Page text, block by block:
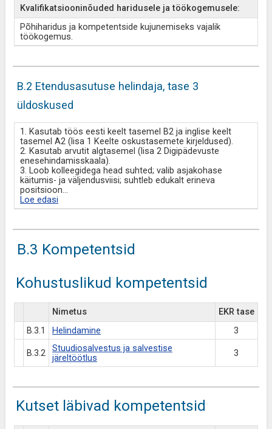
Kvalifikatsiooninõuded haridusele ja töökogemusele:
Põhiharidus ja kompetentside kujunemiseks vajalik
töökogemus.
B.2 Etendusasutuse helindaja, tase 3
üldoskused
1. Kasutab töös eesti keelt tasemel B2 ja inglise keelt
tasemel A2 (lisa 1 Keelte oskustasemete kirjeldused).
2. Kasutab arvutit algtasemel (lisa 2 Digipädevuste
enesehindamisskaala).
3. Loob kolleegidega head suhted; valib asjakohase
käitumis- ja väljendusviisi; suhtleb edukalt erineva
positsioon...
Loe edasi
B.3 Kompetentsid
Kohustuslikud kompetentsid
Nimetus
EKR tase
B.3.1
Helindamine 3
B.3.2
Stuudiosalvestus ja salvestise
järeltöötlus
3
Kutset läbivad kompetentsid